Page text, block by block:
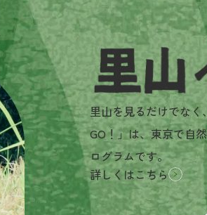
里山へGO!と
里山を見るだけでな
GO！」は、東京で自
ログラムです。
詳しくはこちら